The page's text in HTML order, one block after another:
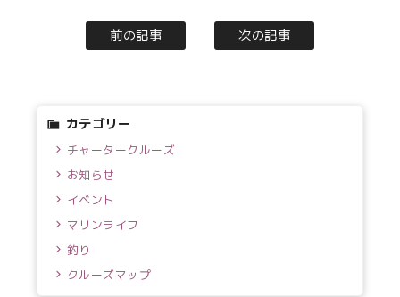
前の記事 次の記事
カテゴリー
チャータークルーズ
お知らせ
イベント
マリンライフ
釣り
クルーズマップ